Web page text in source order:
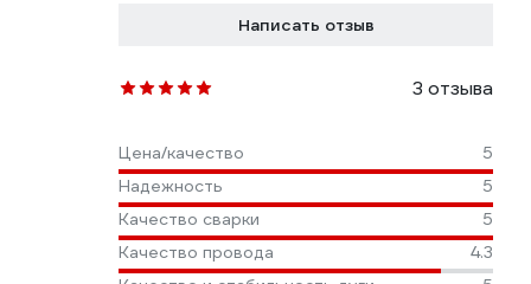
Написать отзыв
3 отзыва
Цена/качество
5
Надежность
5
Качество сварки
5
Качество провода
4.3